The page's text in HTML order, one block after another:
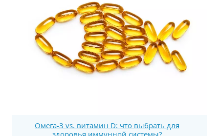
Омега-3 vs. витамин D: что выбрать для
здоровья иммунной системы?